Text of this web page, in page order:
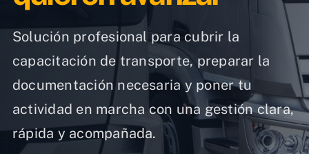
Solución profesional para cubrir la
capacitación de transporte, preparar la
documentación necesaria y poner tu
actividad en marcha con una gestión clara,
rápida y acompañada.